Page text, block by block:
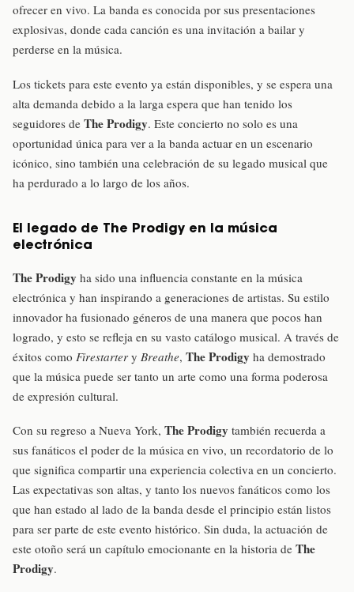
ofrecer en vivo. La banda es conocida por sus presentaciones
explosivas, donde cada canción es una invitación a bailar y
perderse en la música.
Los tickets para este evento ya están disponibles, y se espera una
alta demanda debido a la larga espera que han tenido los
seguidores de The Prodigy. Este concierto no solo es una
oportunidad única para ver a la banda actuar en un escenario
icónico, sino también una celebración de su legado musical que
ha perdurado a lo largo de los años.
El legado de The Prodigy en la música
electrónica
The Prodigy ha sido una influencia constante en la música
electrónica y han inspirando a generaciones de artistas. Su estilo
innovador ha fusionado géneros de una manera que pocos han
logrado, y esto se refleja en su vasto catálogo musical. A través de
éxitos como Firestartery Breathe, The Prodigy ha demostrado
que la música puede ser tanto un arte como una forma poderosa
de expresión cultural.
Con su regreso a Nueva York, The Prodigy también recuerda a
sus fanáticos el poder de la música en vivo, un recordatorio de lo
que significa compartir una experiencia colectiva en un concierto.
Las expectativas son altas, y tanto los nuevos fanáticos como los
que han estado al lado de la banda desde el principio están listos
para ser parte de este evento histórico. Sin duda, la actuación de
este otoño será un capítulo emocionante en la historia de The
Prodigy.